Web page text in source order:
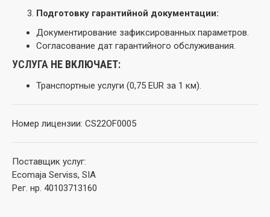
Подготовку гарантийной документации:
Документирование зафиксированных параметров.
Согласование дат гарантийного обслуживания.
УСЛУГА НЕ ВКЛЮЧАЕТ:
Транспортные услуги (0,75 EUR за 1 км).
Номер лицензии: CS22OF0005
Поставщик услуг:
Ecomaja Serviss, SIA
Рег. нр. 40103713160